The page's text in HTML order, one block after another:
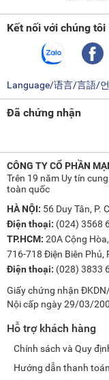
Kết nối với chúng tôi
Language/语言/言語/
Đã chứng nhận
CÔNG TY CỔ PHẦN
Trên 19 năm Uy tín
toàn quốc
HÀ NỘI: 56 Duy Tân, P.
Điện thoại: (024) 3568
TP.HCM: 20A Cộng
716-718 Điện Biên Phủ,
Điện thoại: (028) 3833
Giấy chứng nhận
Nội cấp ngày 29/03/
Hỗ trợ khách hàng
Chính sách và Quy
Hướng dẫn thanh toán